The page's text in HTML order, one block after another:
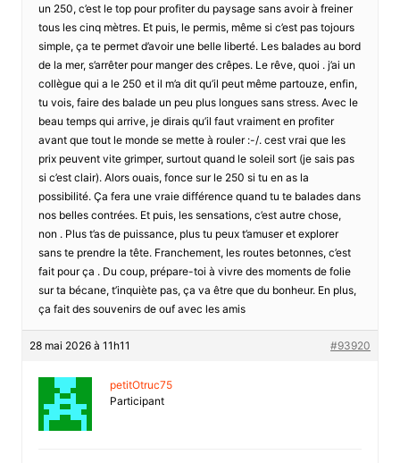
un 250, c’est le top pour profiter du paysage sans avoir à freiner
tous les cinq mètres. Et puis, le permis, même si c’est pas tojours
simple, ça te permet d’avoir une belle liberté. Les balades au bord
de la mer, s’arrêter pour manger des crêpes. Le rêve, quoi . j’ai un
collègue qui a le 250 et il m’a dit qu’il peut même partouze, enfin,
tu vois, faire des balade un peu plus longues sans stress. Avec le
beau temps qui arrive, je dirais qu’il faut vraiment en profiter
avant que tout le monde se mette à rouler :-/. cest vrai que les
prix peuvent vite grimper, surtout quand le soleil sort (je sais pas
si c’est clair). Alors ouais, fonce sur le 250 si tu en as la
possibilité. Ça fera une vraie différence quand tu te balades dans
nos belles contrées. Et puis, les sensations, c’est autre chose,
non . Plus t’as de puissance, plus tu peux t’amuser et explorer
sans te prendre la tête. Franchement, les routes betonnes, c’est
fait pour ça . Du coup, prépare-toi à vivre des moments de folie
sur ta bécane, t’inquiète pas, ça va être que du bonheur. En plus,
ça fait des souvenirs de ouf avec les amis
28 mai 2026 à 11h11 #93920
petitOtruc75
Participant